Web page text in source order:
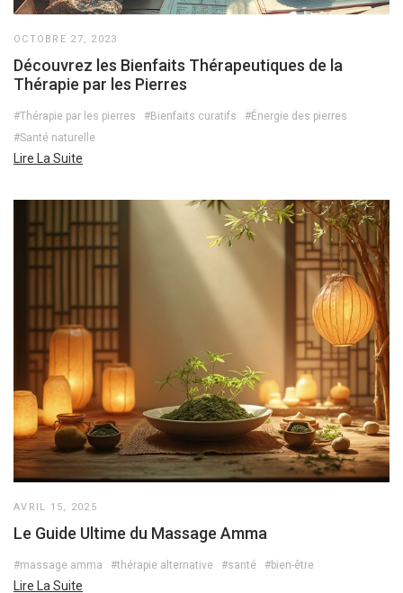
OCTOBRE 27, 2023
Découvrez les Bienfaits Thérapeutiques de la
Thérapie par les Pierres
#Thérapie par les pierres #Bienfaits curatifs
#Énergie des pierres
#Santé naturelle
Lire La Suite
AVRIL 15, 2025
Le Guide Ultime du Massage Amma
#massage amma #thérapie alternative #santé #bien-être
Lire La Suite